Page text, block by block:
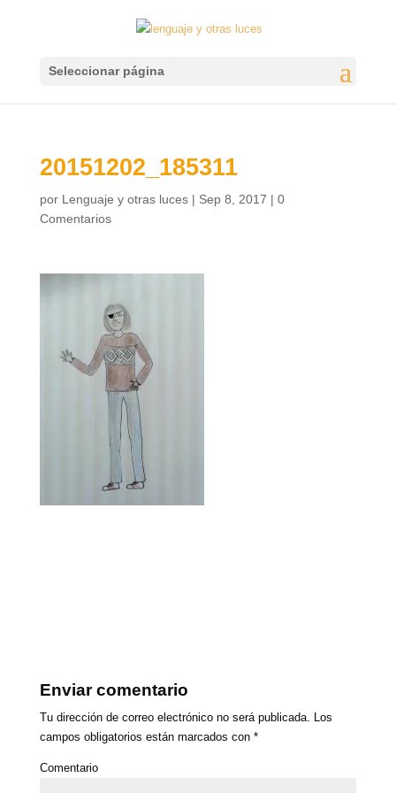
Seleccionar página
20151202_185311
por Lenguaje y otras luces| Sep 8, 2017 | 0
Comentarios
Enviar comentario
Tu dirección de correo electrónico no será publicada. Los
campos obligatorios están marcados con *
Comentario